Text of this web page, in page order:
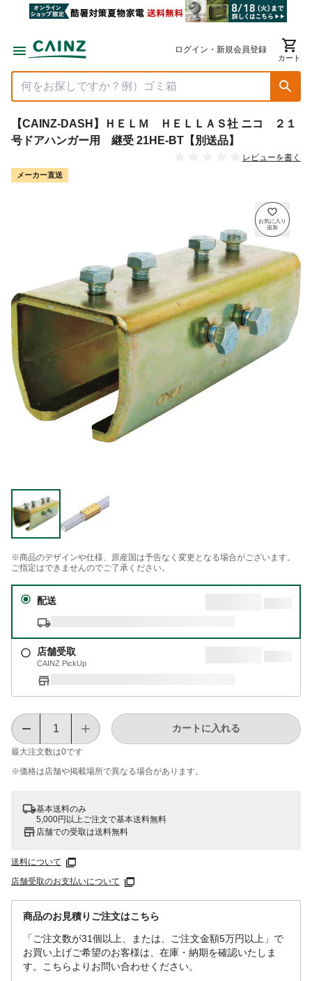
ログイン・新規会員登録
カート
【CAINZ-DASH】ＨＥＬＭ ＨＥＬＬＡＳ社 ニコ ２１
号ドアハンガー用 継受 21HE-BT【別送品】
レビューを書く
メーカー直送
※商品のデザインや仕様、原産国は予告なく変更となる場合がございます。
ご指定はできませんのでご了承ください。
配送
店舗受取
CAINZ PickUp
最大注文数は0です
カートに入れる
※価格は​店舗や​掲載場所で​異なる​場合が​あります。
基本送料のみ
5,000円以上ご注文で基本送料無料
店舗での受取は送料無料
送料について
店舗受取のお支払いについて
商品のお見積りご注文はこちら
「ご注文数が31個以上、または、ご注文金額5万円以上」で
お買い上げご希望のお客様は、在庫・納期を確認いたしま
す。こちらよりお問い合わせください。